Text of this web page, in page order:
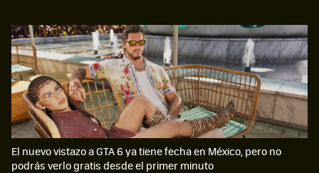
El nuevo vistazo a GTA 6 ya tiene fecha en México, pero no
podrás verlo gratis desde el primer minuto